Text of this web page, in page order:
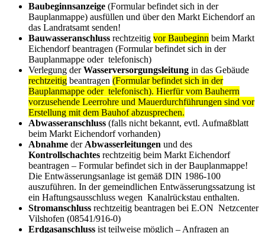
Baubeginnsanzeige (Formular befindet sich in der
Bauplanmappe) ausfüllen und über den Markt Eichendorf an
das Landratsamt senden!
Bauwasseranschluss rechtzeitig vor Baubeginn beim Markt
Eichendorf beantragen (Formular befindet sich in der
Bauplanmappe oder telefonisch)
Verlegung derWasserversorgungsleitung in das Gebäude
rechtzeitig beantragen (Formular befindet sich in der
Bauplanmappe oder telefonisch). Hierfür vom Bauherrn
vorzusehende Leerrohre und Mauerdurchführungen sind vor
Erstellung mit dem Bauhof abzusprechen.
Abwasseranschluss (falls nicht bekannt, evtl. Aufmaßblatt
beim Markt Eichendorf vorhanden)
Abnahme der Abwasserleitungen und des
Kontrollschachtes rechtzeitig beim Markt Eichendorf
beantragen – Formular befindet sich in der Bauplanmappe!
Die Entwässerungsanlage ist gemäß DIN 1986-100
auszuführen. In der gemeindlichen Entwässerungssatzung ist
ein Haftungsausschluss wegen Kanalrückstau enthalten.
Stromanschluss rechtzeitig beantragen bei E.ON Netzcenter
Vilshofen (08541/916-0)
Erdgasanschluss ist teilweise möglich – Anfragen an